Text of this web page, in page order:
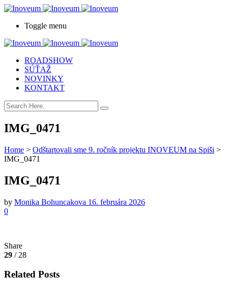
Toggle menu
ROADSHOW
SÚŤAŽ
NOVINKY
KONTAKT
IMG_0471
Home > Odštartovali sme 9. ročník projektu INOVEUM na Spiši >
IMG_0471
IMG_0471
by Monika Bohuncakova 16. februára 2026
0
Share
29 / 28
Related Posts